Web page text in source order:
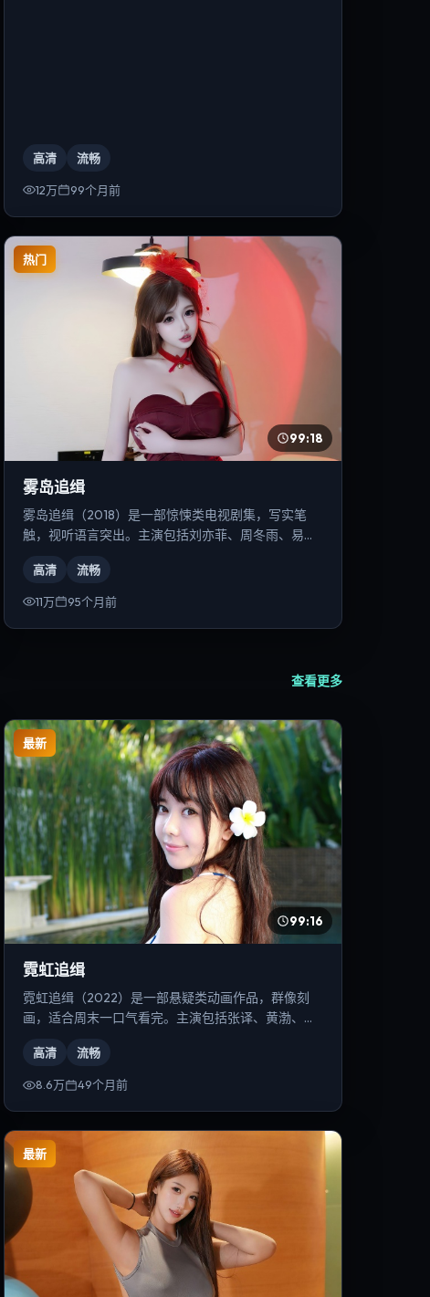
高清 流畅
12万 99个月前
热门
99:18
雾岛追缉
雾岛追缉（2018）是一部惊悚类电视剧集，写实笔
触，视听语言突出。主演包括刘亦菲、周冬雨、易烊
高清 流畅
11万 95个月前
查看更多
最新
99:16
霓虹追缉
霓虹追缉（2022）是一部悬疑类动画作品，群像刻
画，适合周末一口气看完。主演包括张译、黄渤、提
高清 流畅
8.6万 49个月前
最新